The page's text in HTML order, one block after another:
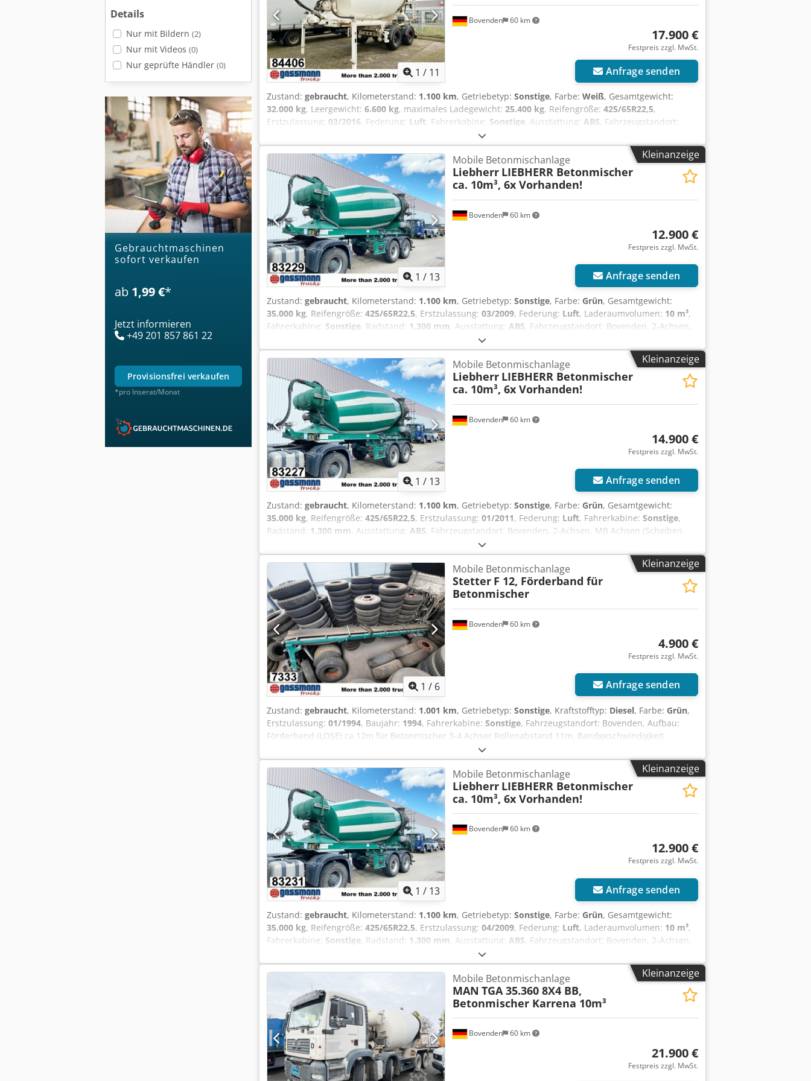
Details
Nur mit Bildern (2)
Nur mit Videos (0)
Nur geprüfte Händler (0)
Gebrauchtmaschinen
sofort verkaufen
ab 1,99 €*
Jetzt informieren
+49 201 857 861 22
provisionsfrei verkaufen
*pro Inserat/Monat
1 / 11
Bovenden 60 km
17.900 €
Festpreis zzgl. MwSt.
Anfrage senden
Zustand: gebraucht, Kilometerstand: 1.100 km, Getriebetyp: Sonstige, Farbe: Weiß, Gesamtgewicht:
32.000 kg, Leergewicht: 6.600 kg, maximales Ladegewicht: 25.400 kg, Reifengröße: 425/65R22,5,
Erstzulassung: 03/2016 , Federung: Luft , Fahrerkabine: Sonstige , Ausstattung: ABS , Fahrzeugstandort:
Bovenden, 2-Achsen, BPW Achsen, luftgefedert, 1.Achse liftbar, ABS (Antiblockiersystem), U-Schutz,
Stützen Cjdpfx Amji Rk Axeuorf Aufbau: Liebherr Betonmischer Typ HTM 1004 ca. 10m³ 2x 10t BPW-
Achsen! Passende Hydraulik für Motorabtrieb am Zugfahrzeug gegen Aufpreis verfügbar!
ZUBEHÖRANGABEN OHNE GEWÄHR, Änderungen, Zwischenverkauf und Irrtümer vorbehalten! - .
Kleinanzeige
1 / 13
Bovenden 60 km
Mobile Betonmischanlage
Liebherr LIEBHERR Betonmischer
ca. 10m³, 6x Vorhanden!
12.900 €
Festpreis zzgl. MwSt.
Anfrage senden
Zustand: gebraucht, Kilometerstand: 1.100 km, Getriebetyp: Sonstige, Farbe: Grün, Gesamtgewicht:
35.000 kg, Reifengröße: 425/65R22,5, Erstzulassung: 03/2009, Federung: Luft, Laderaumvolumen: 10 m³,
Fahrerkabine: Sonstige , Radstand: 1.300 mm , Ausstattung: ABS , Fahrzeugstandort: Bovenden, 2-Achsen,
MB Achsen (Scheiben gebremst), luftgefedert, ABS (Antiblockiersystem), U-Schutz, seitl. Alu-Fahrschutz
Radstand: 1300 mm Aufbau: LIEBHERR Betonmischer ca. 10m³ Kann gegen Aufpreis mit Separat-Motor
(Deutz oder anderes Fabrikat) umgerüstet werden! Crsdpfx Amji Rlc Uouof Passende Hydraulik für
Motorabtrieb am Zugfahrzeug gegen 3.900,00€ netto Aufpreis verfügbar! 6x Bj. 2009 mit 10m³, 2x Bj. 2011
mit 12m³, 3x Bj. 2012 mit 12m³! ZUBEHÖRANGABEN OHNE GEWÄHR, Änderungen, Zwischenverkauf und
Irrtümer vorbehalten! - .
Kleinanzeige
1 / 13
Bovenden 60 km
Mobile Betonmischanlage
Liebherr LIEBHERR Betonmischer
ca. 10m³, 6x Vorhanden!
14.900 €
Festpreis zzgl. MwSt.
Anfrage senden
Zustand: gebraucht, Kilometerstand: 1.100 km, Getriebetyp: Sonstige, Farbe: Grün, Gesamtgewicht:
35.000 kg, Reifengröße: 425/65R22,5, Erstzulassung: 01/2011, Federung: Luft, Fahrerkabine: Sonstige,
Radstand: 1.300 mm , Ausstattung: ABS , Fahrzeugstandort: Bovenden, 2-Achsen, MB Achsen (Scheiben
gebremst), luftgefedert, ABS (Antiblockiersystem), U-Schutz, seitl. Alu-Fahrschutz Radstand: 1300 mm
Aufbau: LIEBHERR Betonmischer ca. 10m³ Kann gegen Aufpreis mit Separat-Motor (Deutz oder anderes
Fabrikat) umgerüstet werden! Passende Hydraulik für Motorabtrieb am Zugfahrzeug gegen 3.900,00€
netto Aufpreis verfügbar! 6x Bj. 2009 mit 10m³, 2x Bj. 2011 mit 12m³, 3x Bj. 2012 mit 12m³!
ZUBEHÖRANGABEN OHNE GEWÄHR, Änderungen, Zwischenverkauf und Irrtümer vorbehalten! Cjdpfji
Rlagjx Amusrf - .
Kleinanzeige
1 / 6
Bovenden 60 km
Mobile Betonmischanlage
Stetter F 12, Förderband für
Betonmischer
4.900 €
Festpreis zzgl. MwSt.
Anfrage senden
Zustand: gebraucht, Kilometerstand: 1.001 km, Getriebetyp: Sonstige, Kraftstofftyp: Diesel, Farbe: Grün,
Erstzulassung: 01/1994, Baujahr: 1994, Fahrerkabine: Sonstige, Fahrzeugstandort: Bovenden, Aufbau:
Förderband (LOSE) ca.12m für Betonmischer 3-4 Achser Rollenabstand 11m, Bandgeschwindigkeit
2,8m/sec, Kraftbedarf 12KW. TOP Zustand, kaum gebraucht! ZUBEHÖRANGABEN OHNE GEWÄHR,
Änderungen, Zwischenverkauf und Irrtümer vorbehalten! Codpfxsi Rn Tzo Amusrf - .
Kleinanzeige
1 / 13
Bovenden 60 km
Mobile Betonmischanlage
Liebherr LIEBHERR Betonmischer
ca. 10m³, 6x Vorhanden!
12.900 €
Festpreis zzgl. MwSt.
Anfrage senden
Zustand: gebraucht, Kilometerstand: 1.100 km, Getriebetyp: Sonstige, Farbe: Grün, Gesamtgewicht:
35.000 kg, Reifengröße: 425/65R22,5, Erstzulassung: 04/2009, Federung: Luft, Laderaumvolumen: 10 m³,
Fahrerkabine: Sonstige , Radstand: 1.300 mm , Ausstattung: ABS , Fahrzeugstandort: Bovenden, 2-Achsen,
MB Achsen (Scheiben gebremst), luftgefedert, ABS (Antiblockiersystem), U-Schutz, seitl. Alu-Fahrschutz
Crsdpfevy A Ifox Amujf Radstand: 1300 mm Aufbau: LIEBHERR Betonmischer ca. 10m³/ARCHIVBILDER!
Kann gegen Aufpreis mit Separat-Motor (Deutz oder anderes Fabrikat) umgerüstet werden! Passende
Hydraulik für Motorabtrieb am Zugfahrzeug gegen 3.900,00€ netto Aufpreis verfügbar! 6x Bj. 2009 mit
10m³, 2x Bj. 2011 mit 12m³, 3x Bj. 2012 mit 12m³! ZUBEHÖRANGABEN OHNE GEWÄHR, Änderungen,
Zwischenverkauf und Irrtümer vorbehalten! - .
Kleinanzeige
Bovenden 60 km
Mobile Betonmischanlage
MAN TGA 35.360 8X4 BB,
Betonmischer Karrena 10m³
21.900 €
Festpreis zzgl. MwSt.